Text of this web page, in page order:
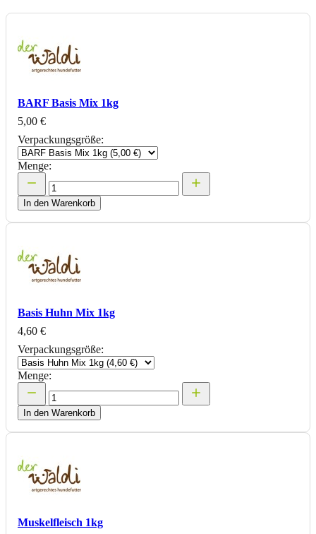
BARF Basis Mix 1kg
5,00 €
Verpackungsgröße:
Menge:
In den Warenkorb
Basis Huhn Mix 1kg
4,60 €
Verpackungsgröße:
Menge:
In den Warenkorb
Muskelfleisch 1kg